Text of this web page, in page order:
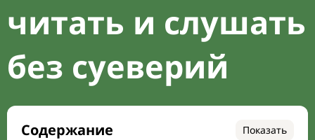
читать и слушать
без суеверий
Содержание Показать